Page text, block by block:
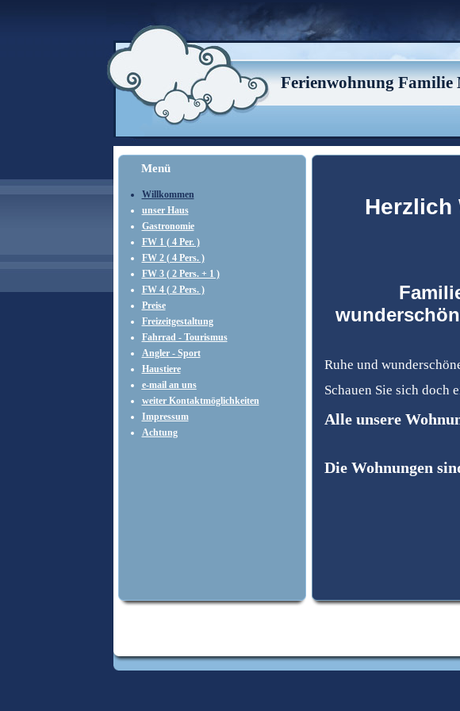
Ferienwohnung Familie
Menü
Willkommen
unser Haus
Gastronomie
FW 1 ( 4 Per. )
FW 2 ( 4 Pers. )
FW 3 ( 2 Pers. + 1 )
FW 4 ( 2 Pers. )
Preise
Freizeitgestaltung
Fahrrad - Tourismus
Angler - Sport
Haustiere
e-mail an uns
weiter Kontaktmöglichkeiten
Impressum
Achtung
Herzlich
Ruhe und
Schauen Sie sich doch
Alle unsere
Die Wohnungen